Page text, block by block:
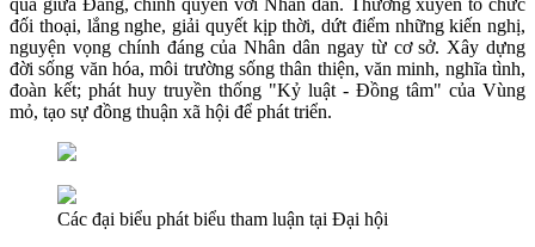
đối thoại, lắng nghe, giải quyết kịp thời, dứt điểm những kiến nghị,
nguyện vọng chính đáng của Nhân dân ngay từ cơ sở. Xây dựng
đời sống văn hóa, môi trường sống thân thiện, văn minh, nghĩa tình,
đoàn kết; phát huy truyền thống "Kỷ luật - Đồng tâm" của Vùng
mỏ, tạo sự đồng thuận xã hội để phát triển.
Các đại biểu phát biểu tham luận tại Đại hội